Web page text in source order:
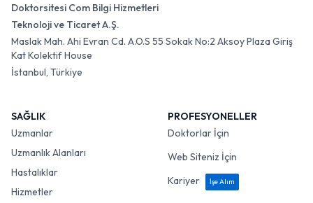
Doktorsitesi Com Bilgi Hizmetleri
Teknoloji ve Ticaret A.Ş.
Maslak Mah. Ahi Evran Cd. A.O.S 55 Sokak No:2 Aksoy Plaza Giriş
Kat Kolektif House
İstanbul, Türkiye
SAĞLIK
Uzmanlar
Uzmanlık Alanları
Hastalıklar
Hizmetler
PROFESYONELLER
Doktorlar İçin
Web Siteniz İçin
Kariyer
İşe Alım